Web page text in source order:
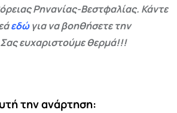
Ρηνανίας-Βεστφαλίας. Κάντε
εδώγια να βοηθήσετε την
ευχαριστούμε θερμά!!!
την ανάρτηση: